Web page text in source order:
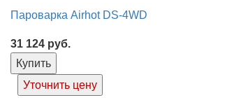
Пароварка Airhot DS-4WD
31 124 руб.
Купить
Уточнить цену